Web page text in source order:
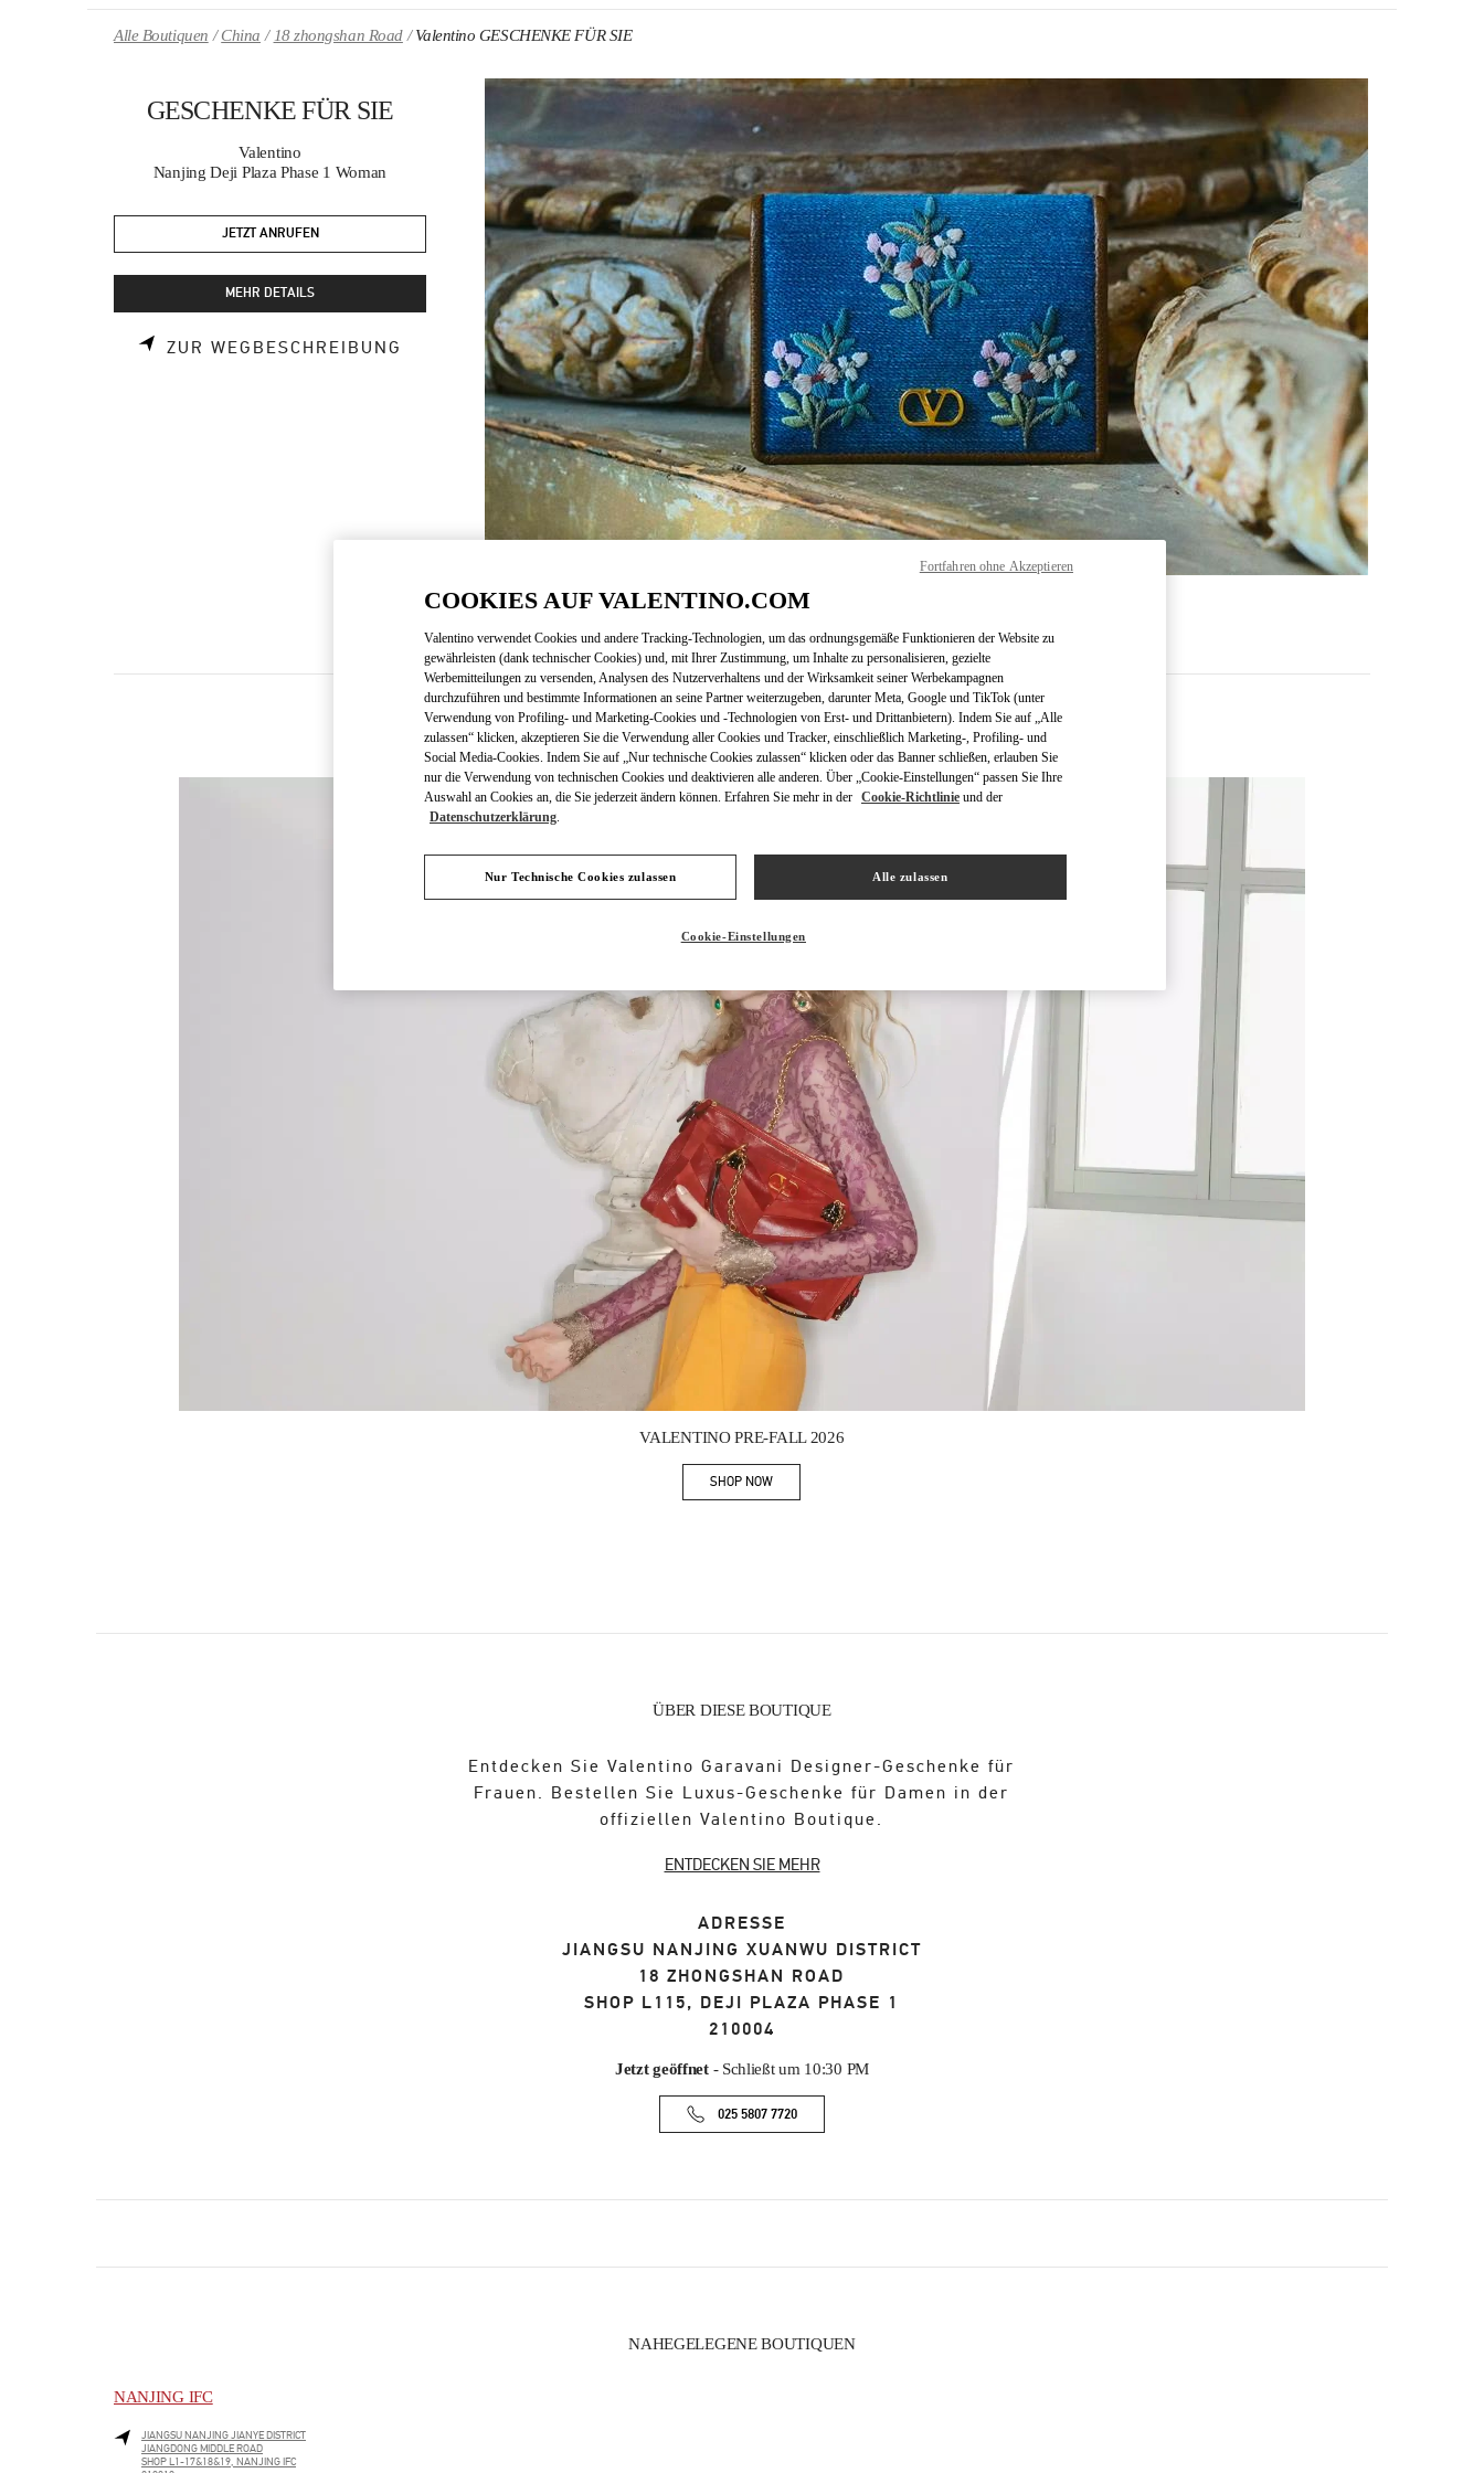
Alle Boutiquen China 18 zhongshan Road Valentino GESCHENKE FÜR SIE
GESCHENKE FÜR SIE
Valentino
Nanjing Deji Plaza Phase 1 Woman
JETZT ANRUFEN
MEHR DETAILS
ZUR WEGBESCHREIBUNG LINK OPENS IN NEW TAB
Link Opens in New Tab
NEUHEITEN
VALENTINO PRE-FALL 2026
SHOP NOWLink Opens in New Tab
ÜBER DIESE BOUTIQUE
Entdecken Sie Valentino Garavani Designer-Geschenke für
Frauen. Bestellen Sie Luxus-Geschenke für Damen in der
offiziellen Valentino Boutique.
ENTDECKEN SIE MEHR
ADRESSE
JIANGSU NANJING XUANWU DISTRICT
18 ZHONGSHAN ROAD
SHOP L115, DEJI PLAZA PHASE 1
210004
Jetzt geöffnet- Schließt um 10:30 PM
025 5807 7720
NAHEGELEGENE BOUTIQUEN
NANJING IFC
JIANGSU NANJINGJIANYE DISTRICT
JIANGDONG MIDDLE ROAD
SHOP L1-17&18&19, NANJING IFC
COOKIES AUF VALENTINO.COM
Valentino verwendet Cookies und andere Tracking-Technologien, um das ordnungsgemäße Funktionieren der Website zu
gewährleisten (dank technischer Cookies) und, mit Ihrer Zustimmung, um Inhalte zu personalisieren, gezielte
Werbemitteilungen zu versenden, Analysen des Nutzerverhaltens und der Wirksamkeit seiner Werbekampagnen
durchzuführen und bestimmte Informationen an seine Partner weiterzugeben, darunter Meta, Google und TikTok (unter
Verwendung von Profiling- und Marketing-Cookies und -Technologien von Erst- und Drittanbietern). Indem Sie auf „Alle
zulassen“ klicken, akzeptieren Sie die Verwendung aller Cookies und Tracker, einschließlich Marketing-, Profiling- und
Social Media-Cookies. Indem Sie auf „Nur technische Cookies zulassen“ klicken oder das Banner schließen, erlauben Sie
nur die Verwendung von technischen Cookies und deaktivieren alle anderen. Über „Cookie-Einstellungen“ passen Sie Ihre
Auswahl an Cookies an, die Sie jederzeit ändern können. Erfahren Sie mehr in der Cookie-Richtlinie und der
Datenschutzerklärung.
Nur Technische Cookies zulassen Alle zulassen
Cookie-Einstellungen
Fortfahren ohne Akzeptieren